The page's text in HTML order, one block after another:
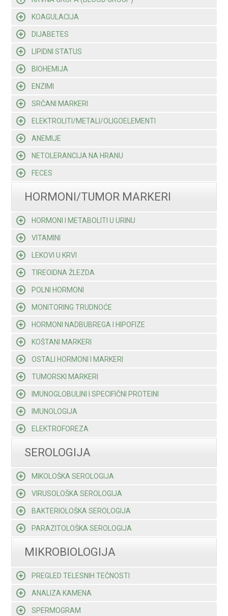
KOAGULACIJA
DIJABETES
LIPIDNI STATUS
BIOHEMIJA
ENZIMI
SRČANI MARKERI
ELEKTROLITI/METALI/OLIGOELEMENTI
ANEMIJE
NETOLERANCIJA NA HRANU
FECES
HORMONI/TUMOR MARKERI
HORMONI I METABOLITI U URINU
VITAMINI
LEKOVI U KRVI
TIREOIDNA ŽLEZDA
POLNI HORMONI
MONITORING TRUDNOĆE
HORMONI NADBUBREGA I HIPOFIZE
KOŠTANI MARKERI
OSTALI HORMONI I MARKERI
TUMORSKI MARKERI
IMUNOGLOBULINI I SPECIFIČNI PROTEINI
IMUNOLOGIJA
ELEKTROFOREZA
SEROLOGIJA
MIKOLOŠKA SEROLOGIJA
VIRUSOLOŠKA SEROLOGIJA
BAKTERIOLOŠKA SEROLOGIJA
PARAZITOLOŠKA SEROLOGIJA
MIKROBIOLOGIJA
PREGLED TELESNIH TEČNOSTI
ANALIZA KAMENA
SPERMOGRAM